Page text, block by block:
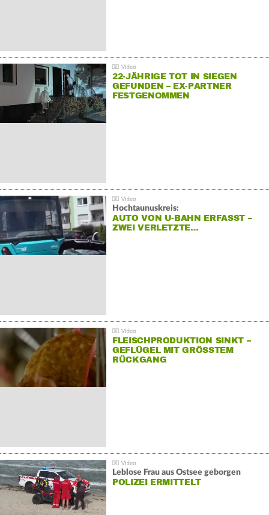
22-JÄHRIGE TOT IN SIEGEN
GEFUNDEN – EX-PARTNER
FESTGENOMMEN
Hochtaunuskreis:
AUTO VON U-BAHN ERFASST –
ZWEI VERLETZTE…
FLEISCHPRODUKTION SINKT –
GEFLÜGEL MIT GRÖSSTEM R
ÜCKGANG
Leblose Frau aus Ostsee geborgen
POLIZEI ERMITTELT